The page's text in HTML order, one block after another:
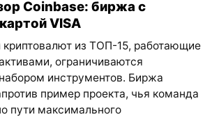
Coinbase: биржа с
VISA
из ТОП-15, работающие
ограничиваются
инструментов. Биржа
пример проекта, чья команда
пути максимального